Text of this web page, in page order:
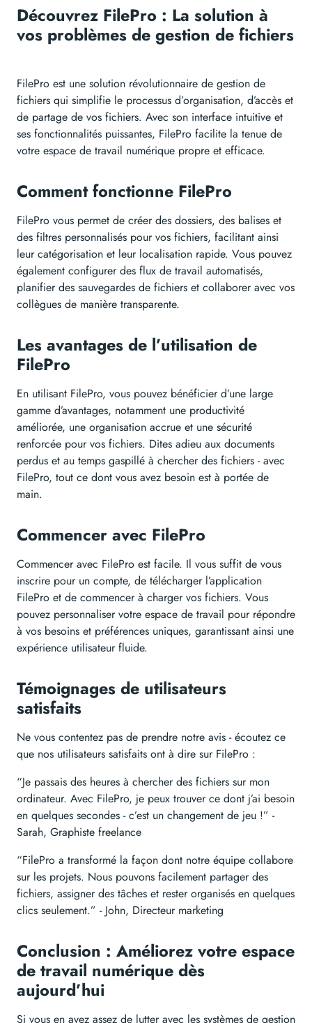
Découvrez FilePro : La solution à
vos problèmes de gestion de fichiers
FilePro est une solution révolutionnaire de gestion de
fichiers qui simplifie le processus d’organisation, d’accès et
de partage de vos fichiers. Avec son interface intuitive et
ses fonctionnalités puissantes, FilePro facilite la tenue de
votre espace de travail numérique propre et efficace.
Comment fonctionne FilePro
FilePro vous permet de créer des dossiers, des balises et
des filtres personnalisés pour vos fichiers, facilitant ainsi
leur catégorisation et leur localisation rapide. Vous pouvez
également configurer des flux de travail automatisés,
planifier des sauvegardes de fichiers et collaborer avec vos
collègues de manière transparente.
Les avantages de l’utilisation de
FilePro
En utilisant FilePro, vous pouvez bénéficier d’une large
gamme d’avantages, notamment une productivité
améliorée, une organisation accrue et une sécurité
renforcée pour vos fichiers. Dites adieu aux documents
perdus et au temps gaspillé à chercher des fichiers - avec
FilePro, tout ce dont vous avez besoin est à portée de
main.
Commencer avec FilePro
Commencer avec FilePro est facile. Il vous suffit de vous
inscrire pour un compte, de télécharger l’application
FilePro et de commencer à charger vos fichiers. Vous
pouvez personnaliser votre espace de travail pour répondre
à vos besoins et préférences uniques, garantissant ainsi une
expérience utilisateur fluide.
Témoignages de utilisateurs
satisfaits
Ne vous contentez pas de prendre notre avis - écoutez ce
que nos utilisateurs satisfaits ont à dire sur FilePro :
“Je passais des heures à chercher des fichiers sur mon
ordinateur. Avec FilePro, je peux trouver ce dont j’ai besoin
en quelques secondes - c’est un changement de jeu !” -
Sarah, Graphiste freelance
“FilePro a transformé la façon dont notre équipe collabore
sur les projets. Nous pouvons facilement partager des
fichiers, assigner des tâches et rester organisés en quelques
clics seulement.” - John, Directeur marketing
Conclusion : Améliorez votre espace
de travail numérique dès
aujourd’hui
Si vous en avez assez de lutter avec les systèmes de gestion